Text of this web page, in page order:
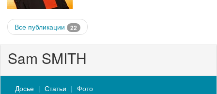
Все публикации 22
Sam SMITH
Досье Статьи Фото